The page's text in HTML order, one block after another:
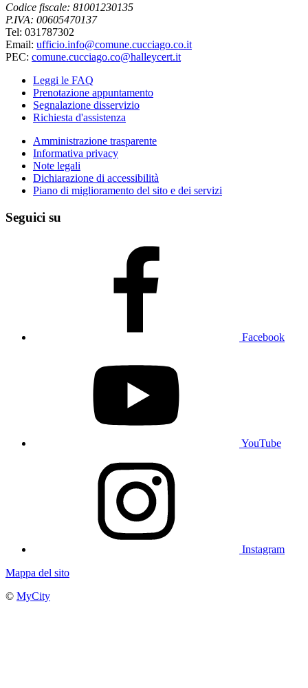
Codice fiscale: 81001230135
P.IVA: 00605470137
Tel: 031787302
Email: ufficio.info@comune.cucciago.co.it
PEC: comune.cucciago.co@halleycert.it
Leggi le FAQ
Prenotazione appuntamento
Segnalazione disservizio
Richiesta d'assistenza
Amministrazione trasparente
Informativa privacy
Note legali
Dichiarazione di accessibilità
Piano di miglioramento del sito e dei servizi
Seguici su
Facebook
YouTube
Instagram
Mappa del sito
© MyCity